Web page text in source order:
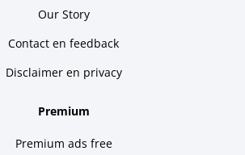
Our Story
Contact en feedback
Disclaimer en privacy
Premium
Premium ads free